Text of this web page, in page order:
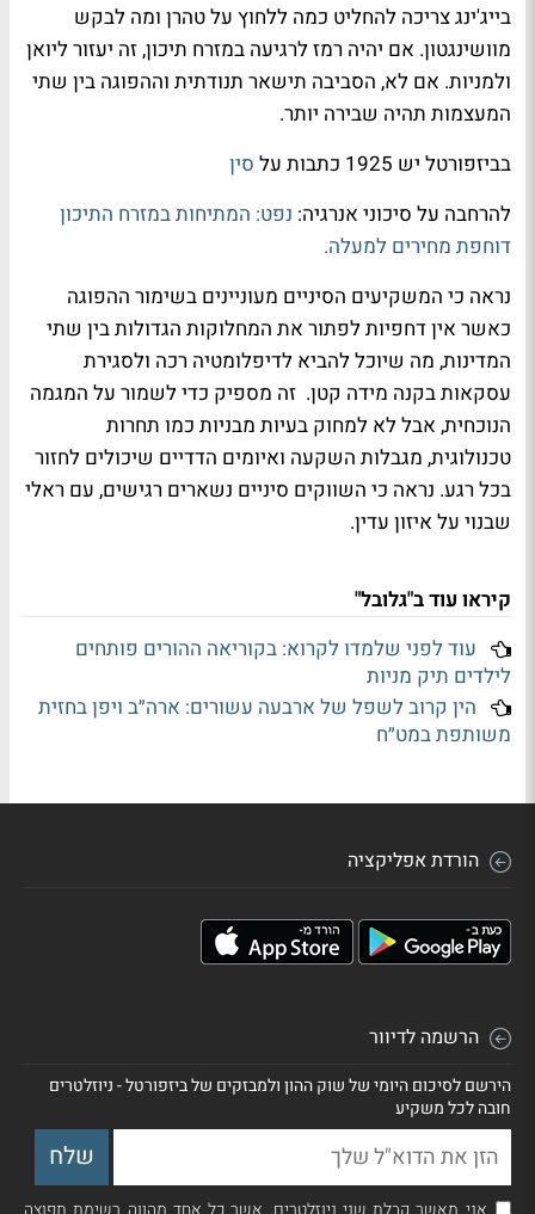
בייג'ינג צריכה להחליט כמה ללחוץ על טהרן ומה לבקש
מוושינגטון. אם יהיה רמז לרגיעה במזרח תיכון, זה יעזור ליואן
ולמניות. אם לא, הסביבה תישאר תנודתית וההפוגה בין שתי
המעצמות תהיה שבירה יותר.
בביזפורטל יש 1925 כתבות על
סין
להרחבה על סיכוני אנרגיה: נפט: המתיחות במזרח התיכון
דוחפת מחירים למעלה.
נראה כי המשקיעים הסיניים מעוניינים בשימור ההפוגה
כאשר אין דחפיות לפתור את המחלוקות הגדולות בין שתי
המדינות, מה שיוכל להביא לדיפלומטיה רכה ולסגירת
עסקאות בקנה מידה קטן. זה מספיק כדי לשמור על המגמה
הנוכחית, אבל לא למחוק בעיות מבניות כמו תחרות
טכנולוגית, מגבלות השקעה ואיומים הדדיים שיכולים לחזור
בכל רגע. נראה כי השווקים סיניים נשארים רגישים, עם ראלי
שבנוי על איזון עדין.
קיראו עוד ב"גלובל"
עוד לפני שלמדו לקרוא: בקוריאה ההורים פותחים
לילדים תיק מניות
הין קרוב לשפל של ארבעה עשורים: ארה״ב ויפן בחזית
משותפת במט״ח
הורדת אפליקציה
הרשמה לדיוור
הירשם לסיכום היומי של שוק ההון ולמבזקים של ביזפורטל - ניוזלטרים
חובה לכל משקיע